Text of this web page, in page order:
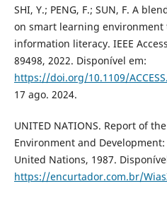
SHI, Y.; PENG, F.; SUN, F. A
on smart learning
information literacy. IEEE
89498, 2022. Disponível em:
https://doi.org/10.1109/
17 ago. 2024.
UNITED NATIONS. Report of
Environment and
United Nations, 1987.
https://encurtador.com.br/